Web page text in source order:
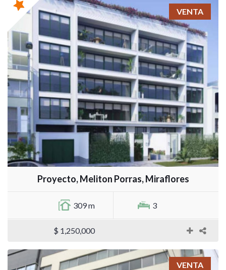
VENTA
Proyecto, Meliton Porras, Miraflores
309 m 3
$ 1,250,000
VENTA